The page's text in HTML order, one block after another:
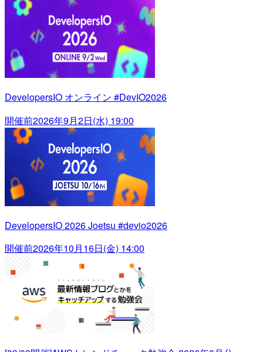
DevelopersIO オンライン #DevIO2026
開催前2026年9月2日(水) 19:00
DevelopersIO 2026 Joetsu #devio2026
開催前2026年10月16日(金) 14:00